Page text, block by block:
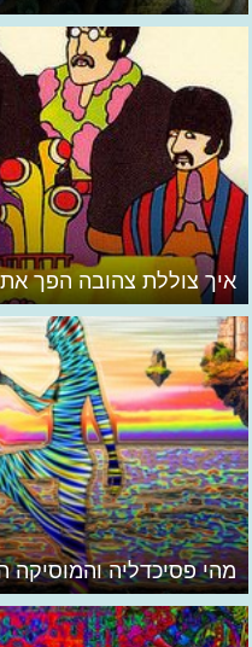
איך צוללת צהובה הפך
מהי פסיכדליה והמוסיקה